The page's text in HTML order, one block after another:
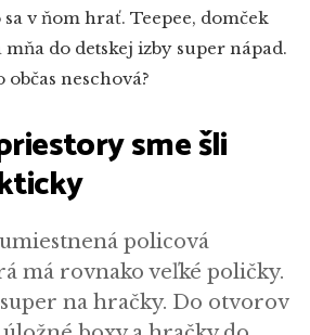
sa v ňom hrať. Teepee, domček
mňa do detskej izby super nápad.
neschová?
sme šli
policová
má rovnako veľké poličky.
na hračky. Do otvorov